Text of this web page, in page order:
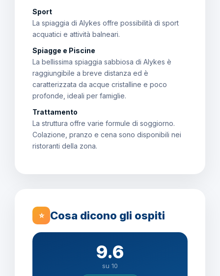
Sport
La spiaggia di Alykes offre possibilità di sport
acquatici e attività balneari.
Spiagge e Piscine
La bellissima spiaggia sabbiosa di Alykes è
raggiungibile a breve distanza ed è
caratterizzata da acque cristalline e poco
profonde, ideali per famiglie.
Trattamento
La struttura offre varie formule di soggiorno.
Colazione, pranzo e cena sono disponibili nei
ristoranti della zona.
⭐ Cosa dicono gli ospiti
9.6
su 10